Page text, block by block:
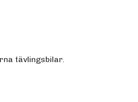
tävlingsbilar.